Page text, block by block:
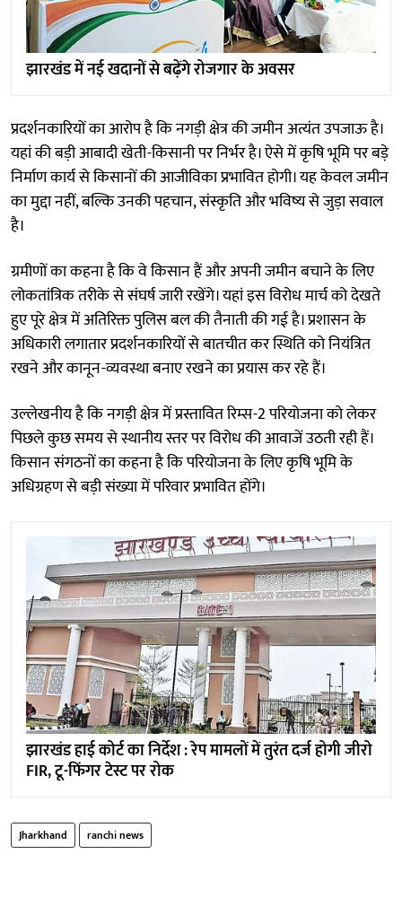
झारखंड में नई खदानों से बढ़ेंगे रोजगार के अवसर
प्रदर्शनकारियों का आरोप है कि नगड़ी क्षेत्र की जमीन अत्यंत उपजाऊ है।
यहां की बड़ी आबादी खेती-किसानी पर निर्भर है। ऐसे में कृषि भूमि पर बड़े
निर्माण कार्य से किसानों की आजीविका प्रभावित होगी। यह केवल जमीन
का मुद्दा नहीं, बल्कि उनकी पहचान, संस्कृति और भविष्य से जुड़ा सवाल
है।
ग्रमीणों का कहना है कि वे किसान हैं और अपनी जमीन बचाने के लिए
लोकतांत्रिक तरीके से संघर्ष जारी रखेंगे। यहां इस विरोध मार्च को देखते
हुए पूरे क्षेत्र में अतिरिक्त पुलिस बल की तैनाती की गई है। प्रशासन के
अधिकारी लगातार प्रदर्शनकारियों से बातचीत कर स्थिति को नियंत्रित
रखने और कानून-व्यवस्था बनाए रखने का प्रयास कर रहे हैं।
उल्लेखनीय है कि नगड़ी क्षेत्र में प्रस्तावित रिम्स-2 परियोजना को लेकर
पिछले कुछ समय से स्थानीय स्तर पर विरोध की आवाजें उठती रही हैं।
किसान संगठनों का कहना है कि परियोजना के लिए कृषि भूमि के
अधिग्रहण से बड़ी संख्या में परिवार प्रभावित होंगे।
झारखंड हाई कोर्ट का निर्देश : रेप मामलों में तुरंत दर्ज होगी जीरो
FIR, टू-फिंगर टेस्ट पर रोक
Jharkhand ranchi news